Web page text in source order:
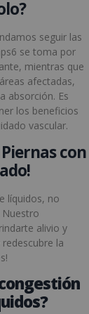
seguir las
se toma por
mientras que
afectadas,
absorción. Es
los beneficios
vascular.
con
líquidos, no
alivio y
la